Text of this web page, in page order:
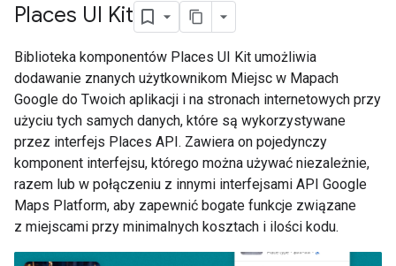
Places UI Kit
Biblioteka komponentów Places UI Kit umożliwia
dodawanie znanych użytkownikom Miejsc w Mapach
Google do Twoich aplikacji i na stronach internetowych przy
użyciu tych samych danych, które są wykorzystywane
przez interfejs Places API. Zawiera on pojedynczy
komponent interfejsu, którego można używać niezależnie,
razem lub w połączeniu z innymi interfejsami API Google
Maps Platform, aby zapewnić bogate funkcje związane
z miejscami przy minimalnych kosztach i ilości kodu.